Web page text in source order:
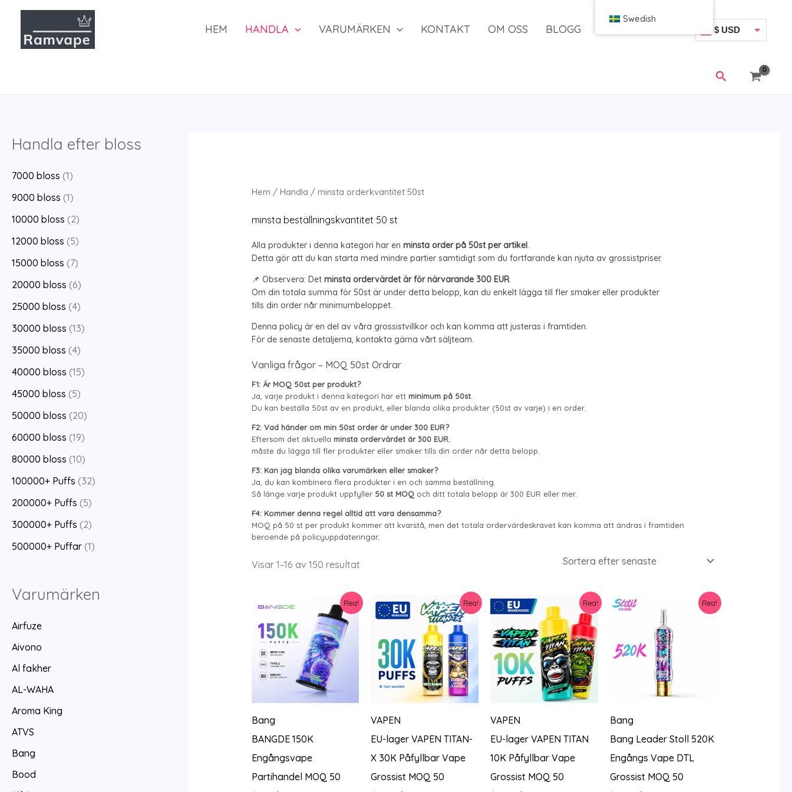
Hoppa
innehåll
HEM HANDLA VARUMÄRKEN KONTAKT OM OSS BLOGG $ USD
Sök
Handla efter bloss
7000 bloss (1)
9000 bloss (1)
10000 bloss (2)
12000 bloss (5)
15000 bloss (7)
20000 bloss (6)
25000 bloss (4)
30000 bloss (13)
35000 bloss (4)
40000 bloss (15)
45000 bloss (5)
50000 bloss (20)
60000 bloss (19)
80000 bloss (10)
100000+ Puffs (32)
200000+ Puffs (5)
300000+ Puffs (2)
500000+ Puffar (1)
Varumärken
Airfuze
Aivono
Al fakher
AL-WAHA
Aroma King
ATVS
Bang
Bood
Hem / Handla / minsta orderkvantitet 50st
minsta beställningskvantitet 50 st
Alla produkter i denna kategori har en minsta order på 50st per artikel.
Detta gör att du kan starta med mindre partier samtidigt som du fortfarande kan njuta av grossistpriser.
📌 Observera: Det minsta ordervärdet är för närvarande 300 EUR.
Om din totala summa för 50st är under detta belopp, kan du enkelt lägga till fler smaker eller produkter
tills din order når minimumbeloppet.
Denna policy är en del av våra grossistvillkor och kan komma att justeras i framtiden.
För de senaste detaljerna, kontakta gärna vårt säljteam.
Vanliga frågor – MOQ 50st Ordrar
F1: Är MOQ 50st per produkt?
Ja, varje produkt i denna kategori har ett minimum på 50st.
Du kan beställa 50st av en produkt, eller blanda olika produkter (50st av varje) i en order.
F2: Vad händer om min 50st order är under 300 EUR?
Eftersom det aktuella minsta ordervärdet är 300 EUR,
måste du lägga till fler produkter eller smaker tills din order når detta belopp.
F3: Kan jag blanda olika varumärken eller smaker?
Ja, du kan kombinera flera produkter i en och samma beställning.
Så länge varje produkt uppfyller 50 st MOQoch ditt totala belopp är 300 EUR eller mer.
F4: Kommer denna regel alltid att vara densamma?
MOQ på 50 st per produkt kommer att kvarstå, men det totala ordervärdeskravet kan komma att ändras i framtiden
beroende på policyuppdateringar.
Visar 1–16 av 150 resultatSortera
Rea!
Bang
BANGDE 150K
Engångsvape
Partihandel MOQ 50
Rea!
VAPEN
EU-lager VAPEN TITAN-
X 30K Påfyllbar Vape
Grossist MOQ 50
Rea!
VAPEN
EU-lager VAPEN TITAN
10K Påfyllbar Vape
Grossist MOQ 50
Rea!
Bang
Bang Leader Stoll 520K
Engångs Vape DTL
Grossist MOQ 50
Swedish